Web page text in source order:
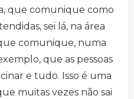
que comunique como
sei lá, na área
comunique, numa
que as pessoas
e tudo. Isso é uma
muitas vezes não sai